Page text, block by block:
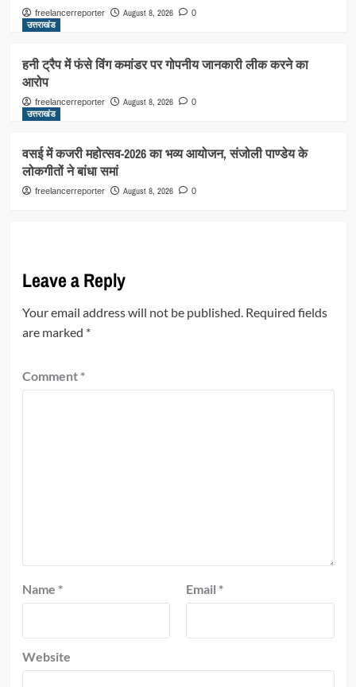
freelancerreporter August 8, 2026 0
उत्तराखंड
हनी ट्रैप में फंसे विंग कमांडर पर गोपनीय जानकारी लीक करने का
आरोप
freelancerreporter August 8, 2026 0
उत्तराखंड
वसई में कजरी महोत्सव-2026 का भव्य आयोजन, संजोली पाण्डेय के
लोकगीतों ने बांधा समां
freelancerreporter August 8, 2026 0
Leave a Reply
Your email address will not be published. Required fields
are marked *
Comment *
Name * Email *
Website